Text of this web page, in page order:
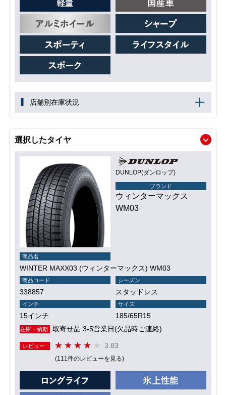
店舗別在庫状況
選択したタイヤ
DUNLOP(ダンロップ)
ブランド
ウィンターマックス
WM03
商品名
WINTER MAXX03 (ウィンターマックス) WM03
商品コード
338857
シーズン
スタッドレス
インチ
15インチ
サイズ
185/65R15
在庫・納期 取寄せ品 3-5営業日(欠品時ご連絡)
レビュー 3.83
(111件のレビューを見る)